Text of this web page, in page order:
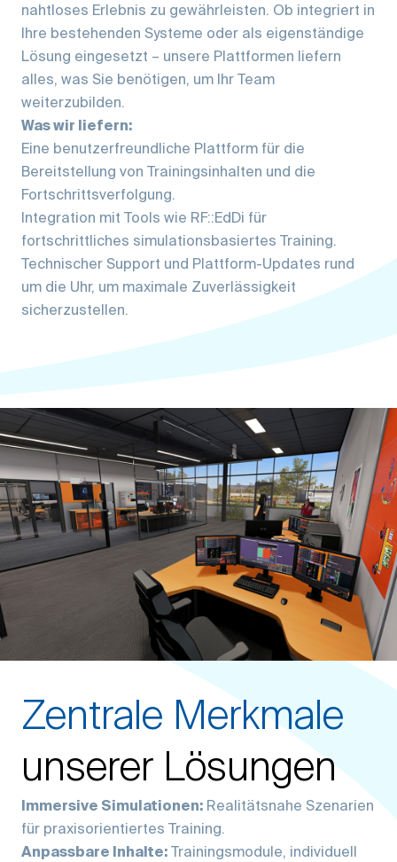
nahtloses Erlebnis zu gewährleisten. Ob integriert in
Ihre bestehenden Systeme oder als eigenständige
Lösung eingesetzt – unsere Plattformen liefern
alles, was Sie benötigen, um Ihr Team
weiterzubilden.
Was wir liefern:
Eine benutzerfreundliche Plattform für die
Bereitstellung von Trainingsinhalten und die
Fortschrittsverfolgung.
Integration mit Tools wie RF::EdDi für
fortschrittliches simulationsbasiertes Training.
Technischer Support und Plattform-Updates rund
um die Uhr, um maximale Zuverlässigkeit
sicherzustellen.
Zentrale Merkmale
unserer Lösungen
Immersive Simulationen: Realitätsnahe Szenarien
für praxisorientiertes Training.
Anpassbare Inhalte: Trainingsmodule, individuell